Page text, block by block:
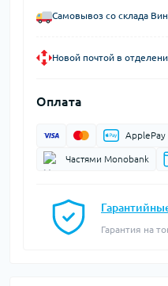
Самовывоз со склада
Новой почтой в
Оплата
ApplePay
Частями Monobank
Гарантия на